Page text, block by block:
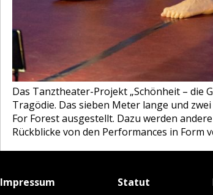
Das Tanztheater-Projekt „Schönheit – die
Tragödie. Das sieben Meter lange und
For Forest ausgestellt. Dazu werden
Rückblicke von den Performances in Form
Impressum Statut